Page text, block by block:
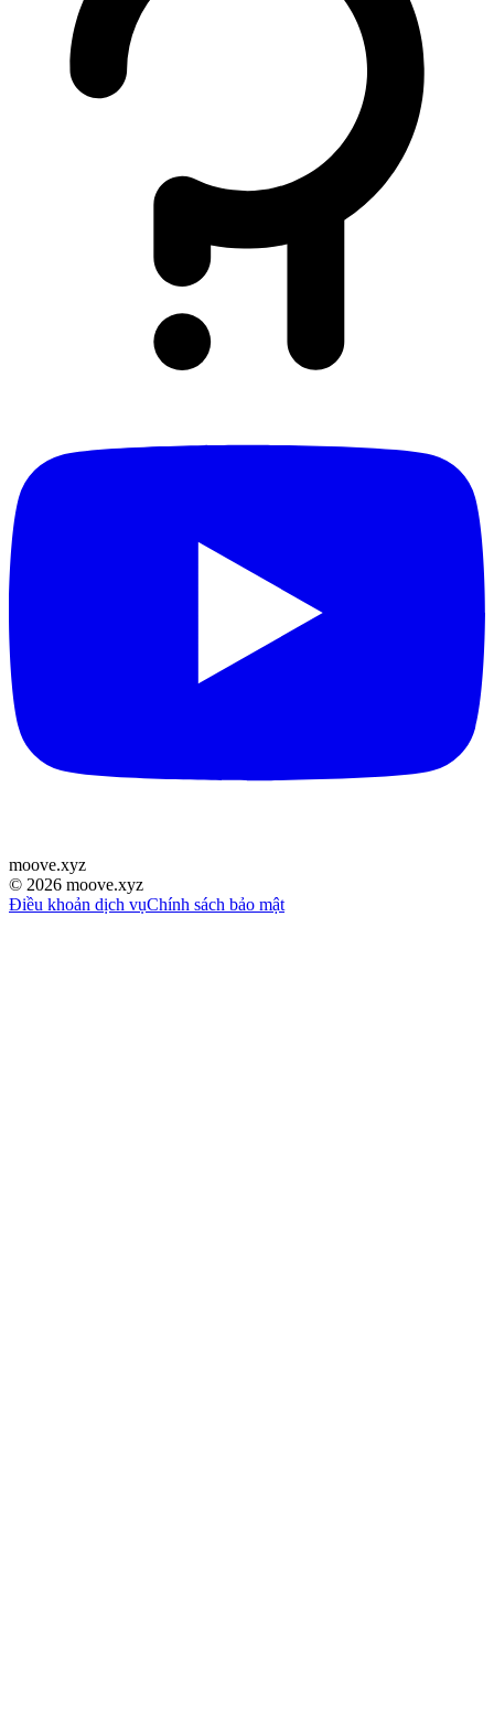
moove.xyz
© 2026 moove.xyz
Điều khoản dịch vụChính sách bảo mật